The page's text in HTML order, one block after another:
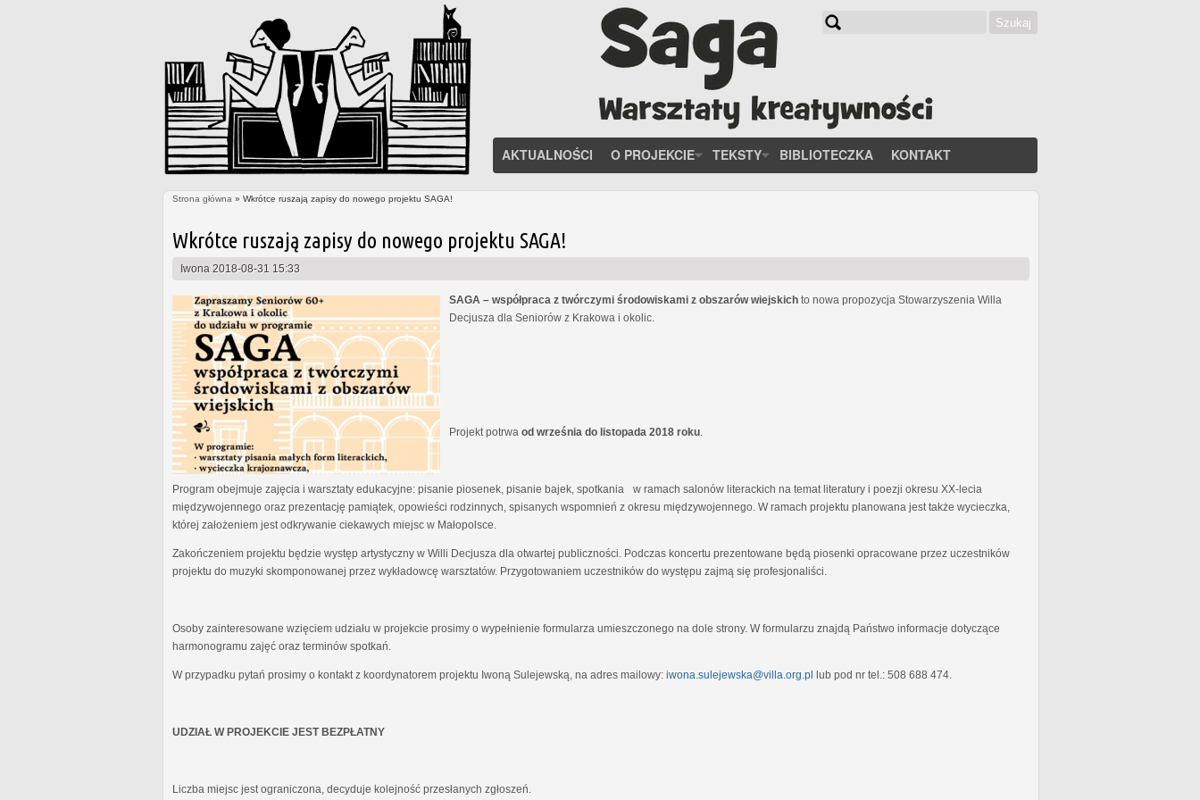
Szukaj
AKTUALNOŚCI O PROJEKCIE TEKSTY BIBLIOTECZKA KONTAKT
Strona główna » Wkrótce ruszają zapisy do nowego projektu SAGA!
Wkrótce ruszają zapisy do nowego projektu SAGA!
Iwona 2018-08-31 15:33
SAGA – współpraca z twórczymi środowiskami z obszarów wiejskich to nowa propozycja Stowarzyszenia Willa
Decjusza dla Seniorów z Krakowa i okolic.
Projekt potrwa od września do listopada 2018 roku
Program obejmuje zajęcia i warsztaty edukacyjne: pisanie piosenek, pisanie bajek, spotkania w ramach salonów literackich na temat literatury i poezji okresu XX-lecia
międzywojennego oraz prezentację pamiątek, opowieści rodzinnych, spisanych wspomnień z okresu międzywojennego. W ramach projektu planowana jest także wycieczka,
której założeniem jest odkrywanie ciekawych miejsc w Małopolsce.
Zakończeniem projektu będzie występ artystyczny w Willi Decjusza dla otwartej publiczności. Podczas koncertu prezentowane będą piosenki opracowane przez uczestników
projektu do muzyki skomponowanej przez wykładowcę warsztatów. Przygotowaniem uczestników do występu zajmą się profesjonaliści.
Osoby zainteresowane wzięciem udziału w projekcie prosimy o wypełnienie formularza umieszczonego na dole strony. W formularzu znajdą Państwo informacje dotyczące
harmonogramu zajęć oraz terminów spotkań.
W przypadku pytań prosimy o kontakt z koordynatorem projektu Iwoną Sulejewską, na adres mailowy: iwona.sulejewska@villa.org.pl lub pod nr tel.: 508 688 474.
UDZIAŁ W PROJEKCIE JEST BEZPŁATNY
Liczba miejsc jest ograniczona, decyduje kolejność przesłanych zgłoszeń.